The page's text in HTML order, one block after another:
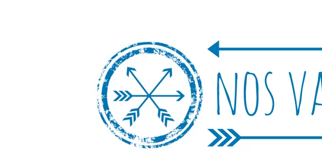
Nos Vamos de Rutica
Un blog de viajes donde se comparte experiencias, trucos y consejos.